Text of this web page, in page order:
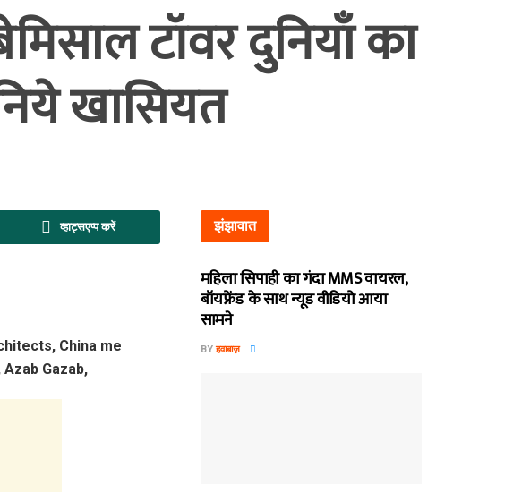
टॉवर दुनियाँ का
खासियत
व्हाट्सएप्प करें झंझावात
महिला सिपाही का गंदा MMS वायरल,
बॉयफ्रेंड के साथ न्यूड वीडियो आया
सामने
BY हवाबाज़